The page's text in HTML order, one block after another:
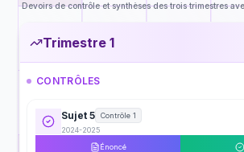
Devoirs de contrôle et synthèses des trois trimestres
Trimestre 1
CONTRÔLES
Sujet 5
Contrôle 1
2024-2025
Énoncé